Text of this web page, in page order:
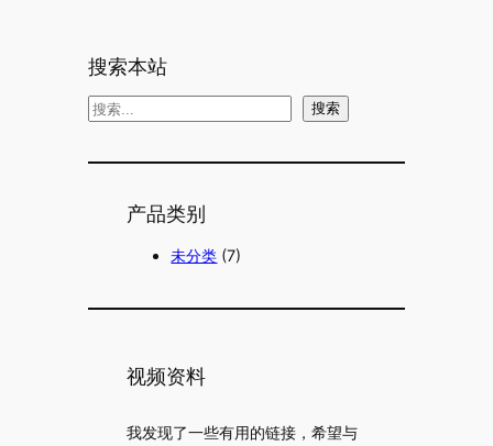
搜索本站
搜
搜索
产品类别
未分类 (7)
视频资料
我发现了一些有用的链接，希望与